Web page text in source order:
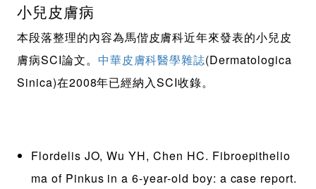
小兒皮膚病
本段落整理的內容為馬偕皮膚科近年來發表的小兒皮
膚病SCI論文。 中華皮膚科醫學雜誌(Dermatologica
Sinica)在2008年已經納入SCI收錄。
Flordelis JO, Wu YH, Chen HC. Fibroepithelio
ma of Pinkus in a 6-year-old boy: a case report.